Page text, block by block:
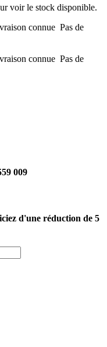
voir le stock disponible.
connue Pas de
connue Pas de
009
d'une réduction de 5